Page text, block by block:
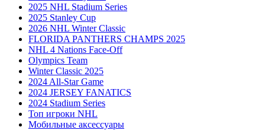
2025 NHL Stadium Series
2025 Stanley Cup
2026 NHL Winter Classic
FLORIDA PANTHERS CHAMPS 2025
NHL 4 Nations Face-Off
Olympics Team
Winter Classic 2025
2024 All-Star Game
2024 JERSEY FANATICS
2024 Stadium Series
Топ игроки NHL
Мобильные аксессуары